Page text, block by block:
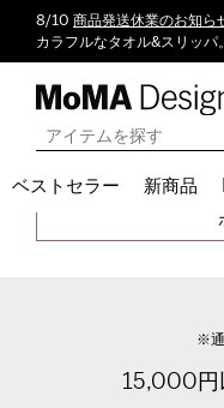
8/10 商品発送休業のお知ら
カラフルなタオル&スリッパ。
ベストセラー 新商品
指定された
※通
15,000円